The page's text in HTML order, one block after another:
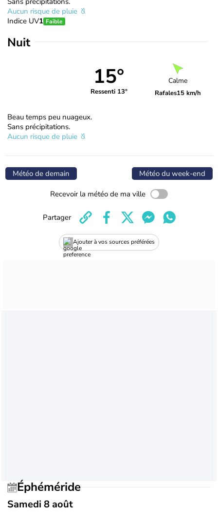
Aucun risque de pluie
Indice UV1 Faible
Nuit
15°
Ressenti 13°
Calme
Rafales15 km/h
Beau temps peu nuageux.
Sans précipitations.
Aucun risque de pluie
Météo de demain Météo du week-end
Recevoir la météo de ma ville
Ajouter à vos sources préférées
Partager
Éphéméride
Samedi 8 août